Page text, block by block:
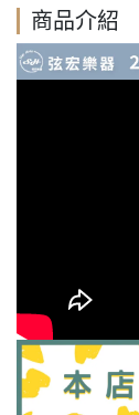
商品介紹